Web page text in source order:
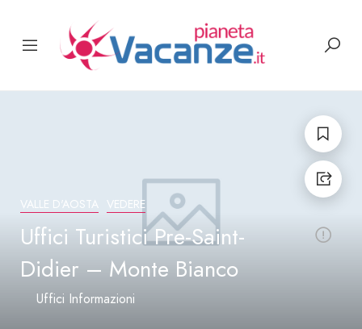
VALLE D'AOSTA VEDERE
Uffici Turistici Pre-Saint-
Didier – Monte Bianco
Uffici Informazioni